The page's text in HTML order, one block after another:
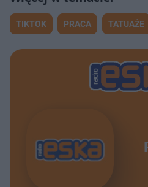
TIKTOK PRACA TATUAŻE